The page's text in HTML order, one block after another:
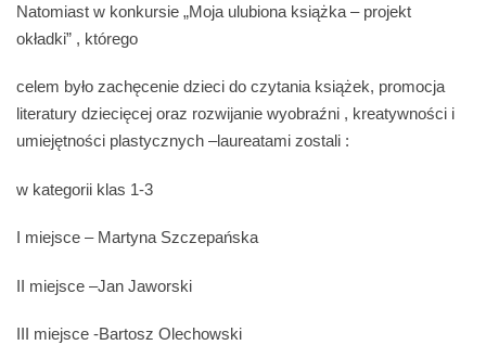
Natomiast w konkursie „Moja ulubiona książka – projekt
okładki” , którego
celem było zachęcenie dzieci do czytania książek, promocja
literatury dziecięcej oraz rozwijanie wyobraźni , kreatywności i
umiejętności plastycznych –laureatami zostali :
w kategorii klas 1-3
I miejsce – Martyna Szczepańska
II miejsce –Jan Jaworski
III miejsce -Bartosz Olechowski